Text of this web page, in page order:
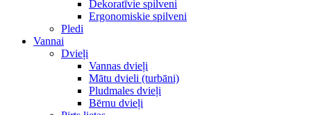
Dekoratīvie spilveni
Ergonomiskie spilveni
Pledi
Vannai
Dvieļi
Vannas dvieļi
Mātu dvieli (turbāni)
Pludmales dvieļi
Bērnu dvieļi